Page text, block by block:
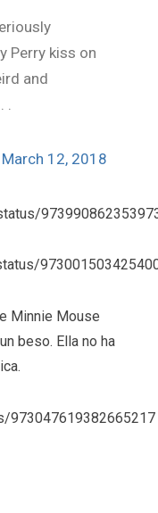
Perry kiss on
and
March 12, 2018
Minnie Mouse
beso. Ella no ha
973047619382665217